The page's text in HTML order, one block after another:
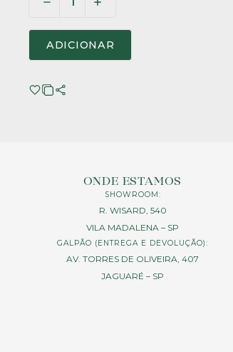
ADICIONAR
ONDE ESTAMOS
SHOWROOM:
R. WISARD, 540
VILA MADALENA – SP
GALPÃO (ENTREGA E DEVOLUÇÃO):
AV. TORRES DE OLIVEIRA, 407
JAGUARÉ – SP